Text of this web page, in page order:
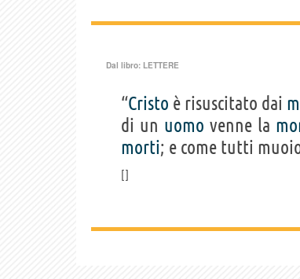
Dal libro: LETTERE
“Cristo è risuscitato dai
di un uomo venne la
morti; e come tutti